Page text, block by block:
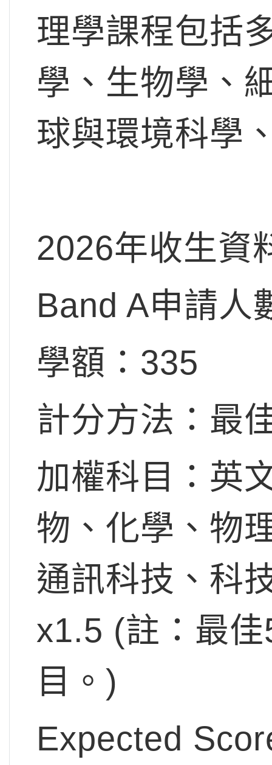
理學課程包括
學、生物學、
球與環境科學
2026年收生資
Band A申請人
學額：335
計分方法：最
加權科目：英
物、化學、物
通訊科技、科
x1.5 (註：最
目。)
Expected